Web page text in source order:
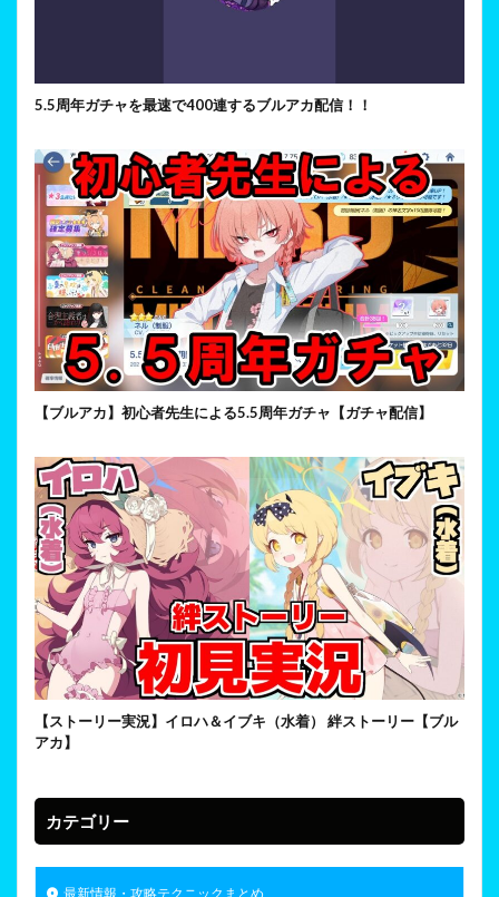
5.5周年ガチャを最速で400連するブルアカ配信！！
【ブルアカ】初心者先生による5.5周年ガチャ【ガチャ配信】
【ストーリー実況】イロハ＆イブキ（水着） 絆ストーリー【ブル
アカ】
カテゴリー
最新情報・攻略テクニックまとめ